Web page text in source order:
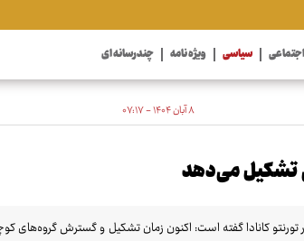
اجتماعی سیاسی ویژه نامه چندرسانه ای
۸ آبان ۱۴۰۴ - ۰۷:۱۷
تشکیل می‌دهد
کانادا گفته است: اکنون زمان تشکیل و گسترش گروه‌های